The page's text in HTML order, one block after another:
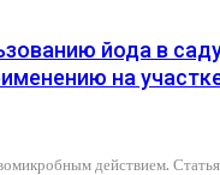
йода в
на
действием. Статья